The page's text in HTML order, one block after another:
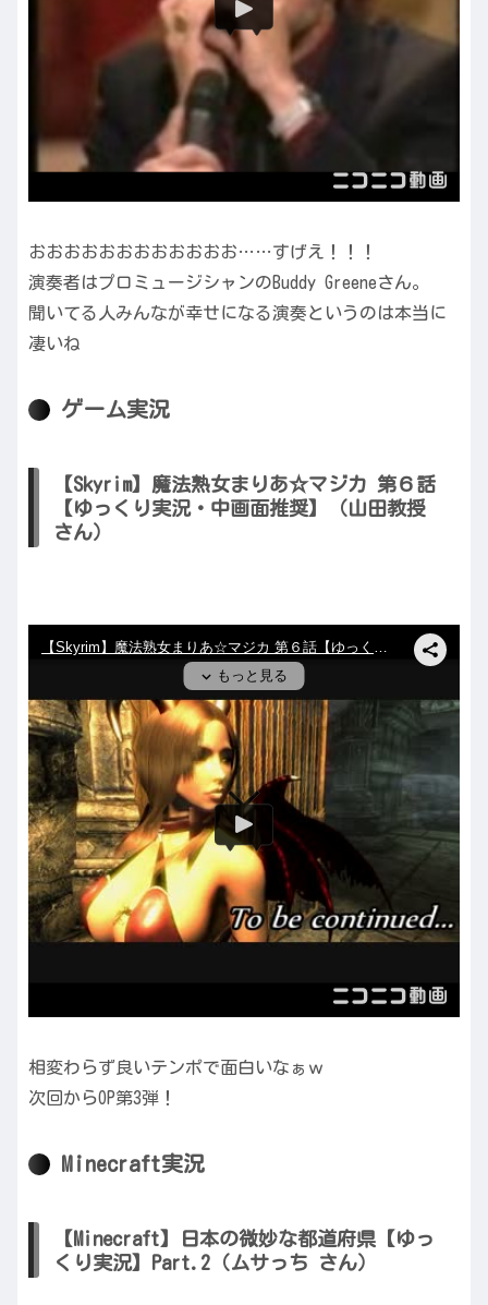
おおおおおおおおおおおお……すげえ！！！
演奏者はプロミュージシャンのBuddy Greeneさん。
聞いてる人みんなが幸せになる演奏というのは本当に
凄いね
ゲーム実況
【Skyrim】魔法熟女まりあ☆マジカ 第６話
【ゆっくり実況・中画面推奨】（山田教授
さん）
相変わらず良いテンポで面白いなぁｗ
次回からOP第3弾！
Minecraft実況
【Minecraft】日本の微妙な都道府県【ゆっ
くり実況】Part.2（ムサっち さん）